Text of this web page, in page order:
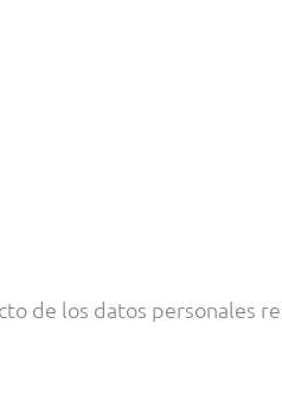
de los datos personales